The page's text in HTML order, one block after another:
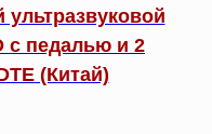
ультразвуковой
с педалью и 2
(Китай)